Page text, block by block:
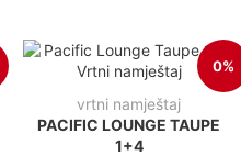
0%
vrtni namještaj
PACIFIC LOUNGE TAUPE
1+4